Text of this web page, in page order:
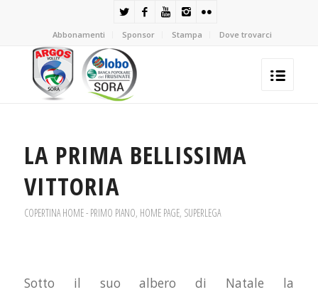
Abbonamenti Sponsor Stampa Dove trovarci
LA PRIMA BELLISSIMA
VITTORIA
COPERTINA HOME - PRIMO PIANO, HOME PAGE, SUPERLEGA
Sotto il suo albero di Natale la